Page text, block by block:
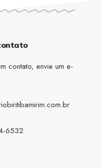
contato, envie um e-
6532